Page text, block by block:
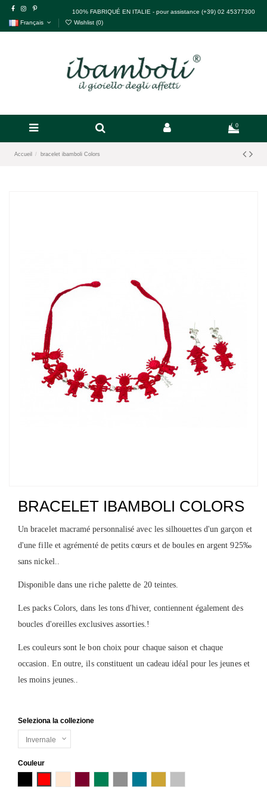
100% FABRIQUÉ EN ITALIE - pour assistance (+39) 02 45377300
Français
Wishlist (0)
0
Accueil bracelet ibamboli Colors
BRACELET IBAMBOLI COLORS
Un bracelet macramé personnalisé avec les silhouettes d'un garçon et
d'une fille et agrémenté de petits cœurs et de boules en argent 925‰
sans nickel..
Disponible dans une riche palette de 20 teintes.
Les packs Colors, dans les tons d'hiver, contiennent également des
boucles d'oreilles exclusives assorties.!
Les couleurs sont le bon choix pour chaque saison et chaque
occasion. En outre, ils constituent un cadeau idéal pour les jeunes et
les moins jeunes..
Seleziona la collezione
Couleur